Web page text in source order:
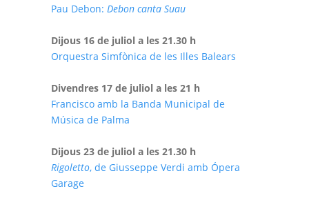
Pau Debon: Debon canta Suau
Dijous 16 de juliol a les 21.30 h
Orquestra Simfònica de les Illes Balears
Divendres 17 de juliol a les 21 h
Francisco amb la Banda Municipal de
Música de Palma
Dijous 23 de juliol a les 21.30 h
Rigoletto, de Giusseppe Verdi amb Ópera
Garage